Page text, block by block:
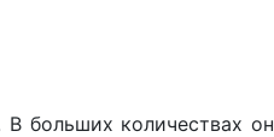
больших количествах он